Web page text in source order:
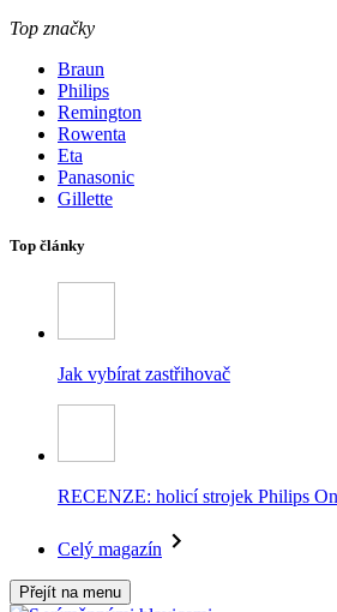
Top značky
Braun
Philips
Remington
Rowenta
Eta
Panasonic
Gillette
Top články
Jak vybírat zastřihovač
RECENZE: holicí strojek Philips
Celý magazín
Přejít na menu